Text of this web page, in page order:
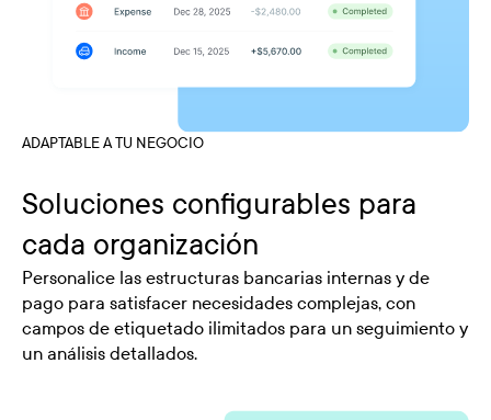
ADAPTABLE A TU NEGOCIO
Soluciones configurables para
cada organización
Personalice las estructuras bancarias internas y de
pago para satisfacer necesidades complejas, con
campos de etiquetado ilimitados para un seguimiento y
un análisis detallados.